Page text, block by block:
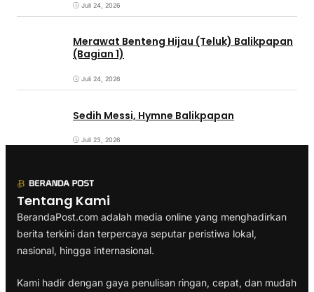
Juli 24, 2026
Merawat Benteng Hijau (Teluk) Balikpapan
(Bagian 1)
Juli 24, 2026
Sedih Messi, Hymne Balikpapan
Juli 23, 2026
Tentang Kami
BerandaPost.com adalah media online yang menghadirkan
berita terkini dan terpercaya seputar peristiwa lokal,
nasional, hingga internasional.
Kami hadir dengan gaya penulisan ringan, cepat, dan mudah